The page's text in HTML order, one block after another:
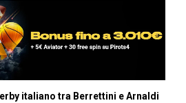
italiano tra Berrettini e Arnaldi